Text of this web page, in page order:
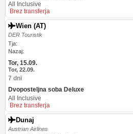
All Inclusive
Brez transferja
Wien (AT)
DER Touristik
Tja:
Nazaj:
Tor, 15.09.
Tor, 22.09.
7 dni
Dvoposteljna soba Deluxe
All Inclusive
Brez transferja
Dunaj
Austrian Airlines